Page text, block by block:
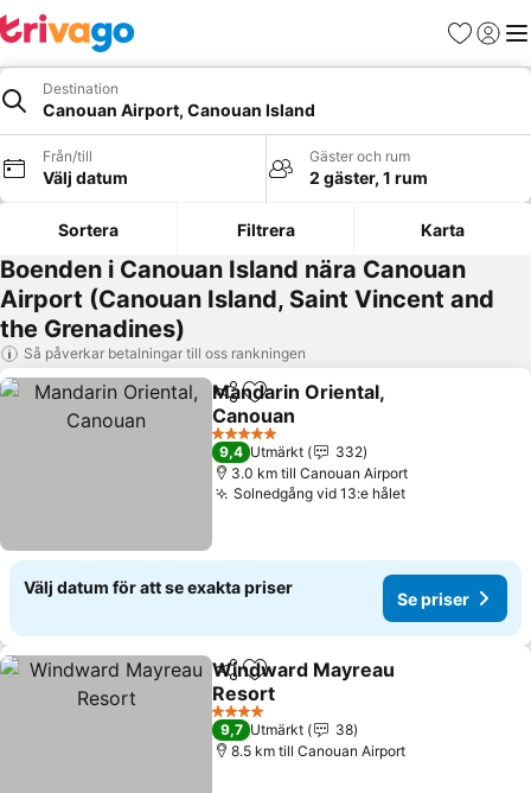
Favoriter
Logga
Destination
Canouan Airport, Canouan Island
Från/till
Välj datum
Gäster och rum
2 gäster, 1 rum
Sortera Filtrera Karta
Boenden i Canouan Island nära Canouan
Airport (Canouan Island, Saint Vincent and
the Grenadines)
Så påverkar betalningar till oss rankningen
Dela Lägg till i Mina Favoriter
Mandarin Oriental,
Canouan
5 Stjärnor
9,4 Utmärkt
332
3.0 km till Canouan Airport
Solnedgång vid 13:e hålet
Välj datum för att se exakta priser
Se priser
Dela Lägg till i Mina Favoriter
Windward Mayreau
Resort
4 Stjärnor
9,7 Utmärkt
38
8.5 km till Canouan Airport